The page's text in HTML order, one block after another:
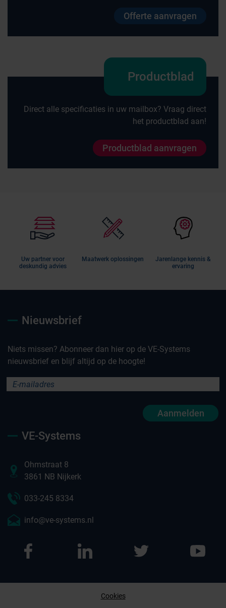
Offerte aanvragen
Productblad
Direct alle specificaties in uw mailbox? Vraag direct
het productblad aan!
Productblad aanvragen
Uw partner voor
deskundig advies
Maatwerk oplossingen
Jarenlange kennis &
ervaring
Nieuwsbrief
Niets missen? Abonneer dan hier op de VE-Systems
nieuwsbrief en blijf altijd op de hoogte!
Aanmelden
VE-Systems
Ohmstraat 8
3861 NB Nijkerk
033-245 8334
info@ve-systems.nl
Cookies